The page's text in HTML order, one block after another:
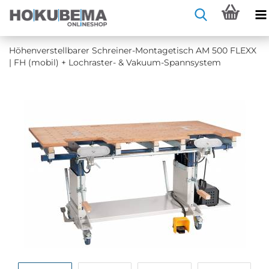
Hö­hen­ver­stell­ba­rer Schreiner-​Montagetisch AM 500 FLEXX
| FH (mobil) + Lochraster-​ & Vakuum-​Spannsystem